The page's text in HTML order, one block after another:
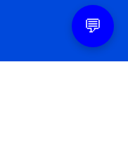
💬